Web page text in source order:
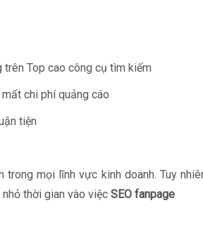
Top cao công cụ tìm kiếm
chi phí quảng cáo
tiện
mọi lĩnh vực kinh doanh. Tuy
thời gian vào việc SEO fanpage